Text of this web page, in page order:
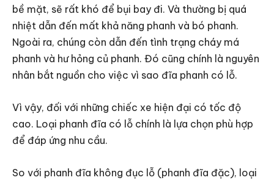
bề mặt, sẽ rất khó để bụi bay đi. Và thường bị quá
nhiệt dẫn đến mất khả năng phanh và bó phanh.
Ngoài ra, chúng còn dẫn đến tình trạng cháy má
phanh và hư hỏng củ phanh. Đó cũng chính là nguyên
nhân bắt nguồn cho việc vì sao đĩa phanh có lỗ.
Vì vậy, đối với những chiếc xe hiện đại có tốc độ
cao. Loại phanh đĩa có lỗ chính là lựa chọn phù hợp
để đáp ứng nhu cầu.
So với phanh đĩa không đục lỗ (phanh đĩa đặc), loại